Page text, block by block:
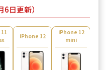
日更新）
iPhone 12
iPhone 12
mini